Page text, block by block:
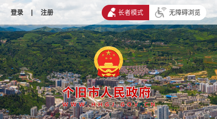
登录 | 注册 长者模式 无障碍浏览